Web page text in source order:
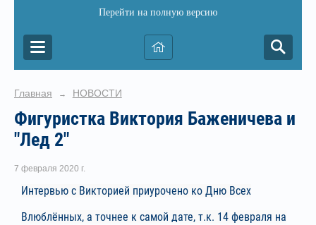
Перейти на полную версию
Главная → НОВОСТИ
Фигуристка Виктория Баженичева и
"Лед 2"
7 февраля 2020 г.
Интервью с Викторией приурочено ко Дню Всех
Влюблённых, а точнее к самой дате, т.к. 14 февраля на